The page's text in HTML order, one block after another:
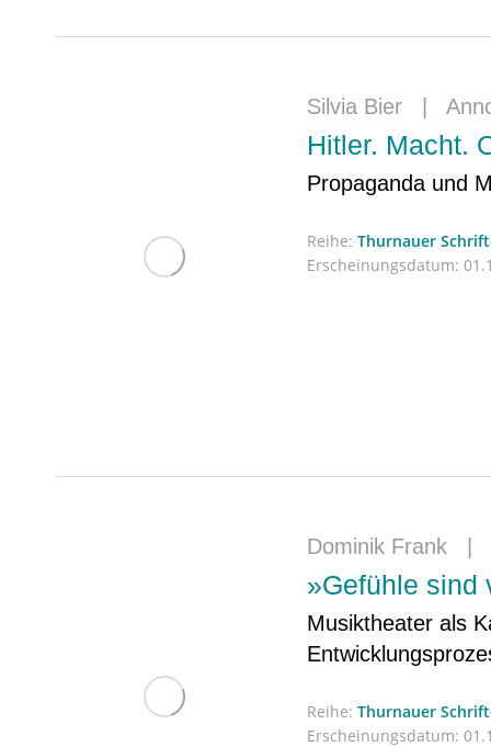
Silvia Bier
Hitler. Macht.
Propaganda und
Reihe: Thurnauer
Erscheinungsdatum:
Dominik Frank
»Gefühle sind
Musiktheater als
Reihe: Thurnauer
Erscheinungsdatum: